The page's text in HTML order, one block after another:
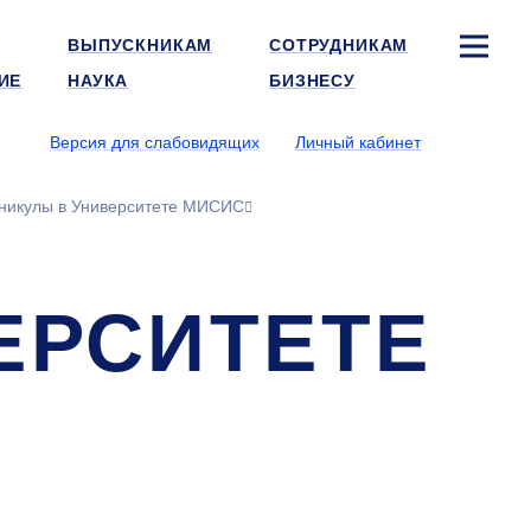
ВЫПУСКНИКАМ
СОТРУДНИКАМ
НАУКА БИЗНЕСУ
Версия для слабовидящих Личный кабинет
в Университете МИСИС